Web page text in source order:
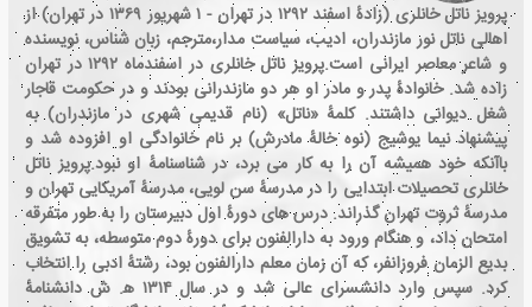
پرویز ناتل خانلری (زادهٔ اسفند ۱۲۹۲ در تهران - ۱ شهریور ۱۳۶۹ در تهران) از
اهالی ناتل نور مازندران، ادیب، سیاست مدار،مترجم، زبان شناس، نویسنده
و شاعر معاصر ایرانی است.پرویز ناتل خانلری در اسفندماه ۱۲۹۲ در تهران
زاده شد. خانوادهٔ پدر و مادر او هر دو مازندرانی بودند و در حکومت قاجار
شغل دیوانی داشتند. کلمهٔ «ناتل» (نام قدیمی شهری در مازندران) به
پیشنهاد نیما یوشیج (نوه خالهٔ مادرش) بر نام خانوادگی او افزوده شد و
باآنکه خود همیشه آن را به کار می برد، در شناسنامهٔ او نبود.پرویز ناتل
خانلری تحصیلات ابتدایی را در مدرسهٔ سن لویی، مدرسهٔ آمریکایی تهران و
مدرسهٔ ثروت تهران گذراند. درس های دورهٔ اول دبیرستان را به طور متفرقه
امتحان داد، و هنگام ورود به دارالفنون برای دورهٔ دوم متوسطه، به تشویق
بدیع الزمان فروزانفر، که آن زمان معلم دارالفنون بود، رشتهٔ ادبی را انتخاب
کرد. سپس وارد دانشسرای عالی شد و در سال ۱۳۱۴ ه‍. ش دانشنامهٔ